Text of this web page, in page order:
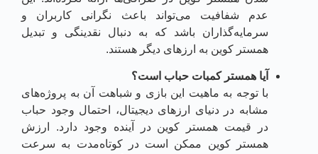
عدم شفافیت می‌تواند باعث نگرانی کاربران و
سرمایه‌گذاران باشد که به دنبال نقدینگی و تبدیل
همستر کوین به ارزهای دیگر هستند.
آیا همستر کمبات حباب است؟
با توجه به ماهیت این بازی و شباهت آن به پروژه‌های
مشابه در دنیای ارزهای دیجیتال، احتمال وجود حباب
در قیمت همستر کوین در آینده وجود دارد. ارزش
همستر کوین ممکن است در کوتاه‌مدت به سرعت